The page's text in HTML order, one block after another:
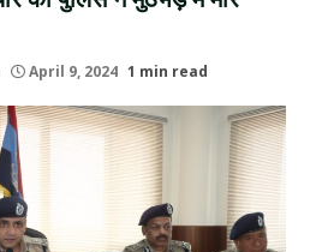
April 9, 2024 1 min read